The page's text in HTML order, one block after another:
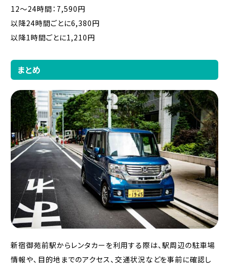
12〜24時間：7,590円
以降24時間ごとに6,380円
以降1時間ごとに1,210円
まとめ
新宿御苑前駅からレンタカーを利用する際は、駅周辺の駐車場
情報や、目的地までのアクセス、交通状況などを事前に確認し